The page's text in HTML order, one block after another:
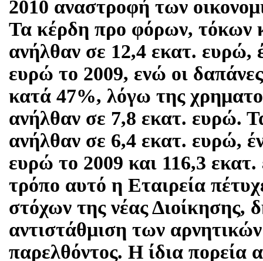
2010 αναστροφή των
Τα κέρδη προ φόρων, τόκων
ανήλθαν σε 12,4 εκατ. ευρώ,
ευρώ το 2009, ενώ οι
κατά 47%, λόγω της
ανήλθαν σε 7,8 εκατ. ευρώ.
ανήλθαν σε 6,4 εκατ. ευρώ,
ευρώ το 2009 και 116,3
τρόπο αυτό η Εταιρεία
στόχων της νέας Διοίκησης,
αντιστάθμιση των
παρελθόντος. Η ίδια πορεία